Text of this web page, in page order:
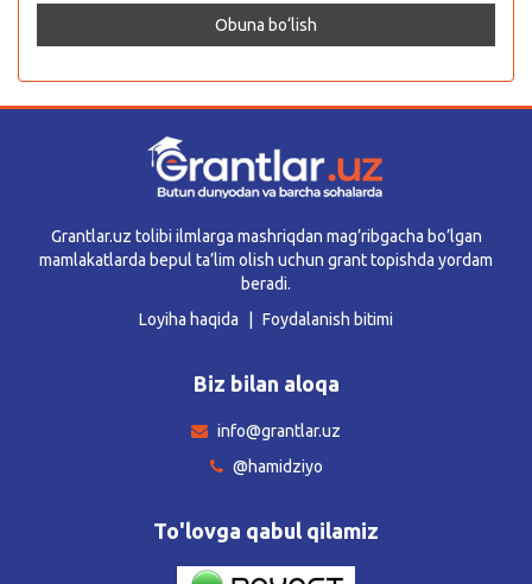
Grantlar.uz tolibi ilmlarga mashriqdan mag’ribgacha bo’lgan
mamlakatlarda bepul ta’lim olish uchun grant topishda yordam
beradi.
Loyiha haqida
Foydalanish bitimi
Biz bilan aloqa
info@grantlar.uz
@hamidziyo
To'lovga qabul qilamiz